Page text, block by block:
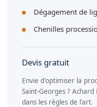
Dégagement de
Chenilles
Devis gratuit
Envie d'optimiser la
Saint-Georges ?
dans les règles de l'art.